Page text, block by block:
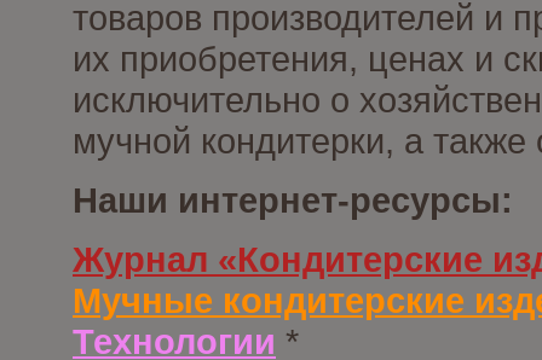
товаров производителей и
их приобретения, ценах и
исключительно о
мучной кондитерки, а
Наши интернет-ресурсы:
Журнал «Кондитерские
Мучные кондитерские
Технологии *